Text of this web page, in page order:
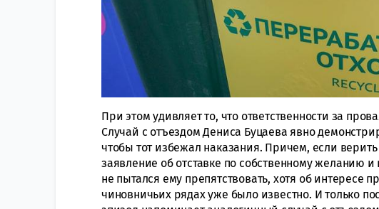
При этом удивляет то, что ответственности за
Случай с отъездом Дениса Буцаева явно
чтобы тот избежал наказания. Причем, если
заявление об отставке по собственному желанию
не пытался ему препятствовать, хотя об интересе
чиновничьих рядах уже было известно. И только